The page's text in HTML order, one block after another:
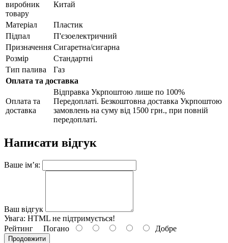
виробник
товару
Китай
Матеріал
Пластик
Підпал
П'єзоелектричний
Призначення Сигаретна/сигарна
Розмір
Стандартні
Тип палива
Газ
Оплата та доставка
Оплата та
доставка
Відправка Укрпоштою лише по 100%
Передоплаті. Безкоштовна доставка Укрпоштою
замовлень на суму від 1500 грн., при повній
передоплаті.
Написати відгук
Ваше ім’я:
Ваш відгук
Увага: HTML не підтримується!
Рейтинг Погано Добре
Продовжити